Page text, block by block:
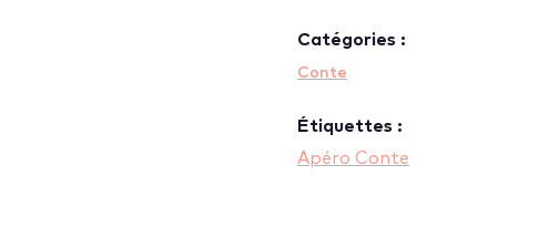
Catégories :
Conte
Étiquettes :
Apéro Conte